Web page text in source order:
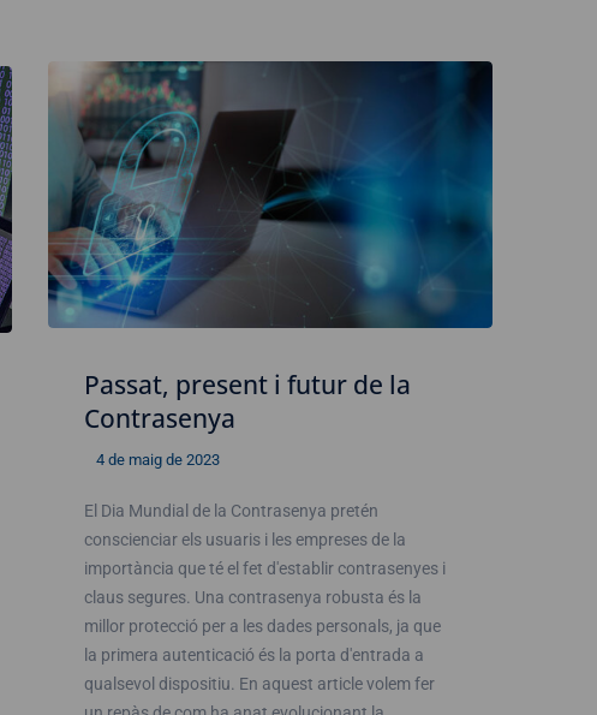
Passat, present i futur de la
Contrasenya
4 de maig de 2023
El Dia Mundial de la Contrasenya pretén
conscienciar els usuaris i les empreses de la
importància que té el fet d'establir contrasenyes i
claus segures. Una contrasenya robusta és la
millor protecció per a les dades personals, ja que
la primera autenticació és la porta d'entrada a
qualsevol dispositiu. En aquest article volem fer